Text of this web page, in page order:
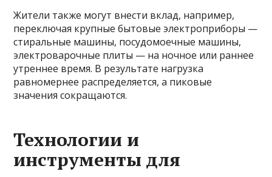
Жители также могут внести вклад, например,
переключая крупные бытовые электроприборы —
стиральные машины, посудомоечные машины,
электроварочные плиты — на ночное или раннее
утреннее время. В результате нагрузка
равномернее распределяется, а пиковые
значения сокращаются.
Технологии и
инструменты для